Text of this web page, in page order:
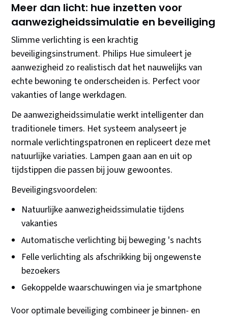
Meer dan licht: hue inzetten voor
aanwezigheidssimulatie en beveiliging
Slimme verlichting is een krachtig
beveiligingsinstrument. Philips Hue simuleert je
aanwezigheid zo realistisch dat het nauwelijks van
echte bewoning te onderscheiden is. Perfect voor
vakanties of lange werkdagen.
De aanwezigheidssimulatie werkt intelligenter dan
traditionele timers. Het systeem analyseert je
normale verlichtingspatronen en repliceert deze met
natuurlijke variaties. Lampen gaan aan en uit op
tijdstippen die passen bij jouw gewoontes.
Beveiligingsvoordelen:
Natuurlijke aanwezigheidssimulatie tijdens
vakanties
Automatische verlichting bij beweging 's nachts
Felle verlichting als afschrikking bij ongewenste
bezoekers
Gekoppelde waarschuwingen via je smartphone
Voor optimale beveiliging combineer je binnen- en